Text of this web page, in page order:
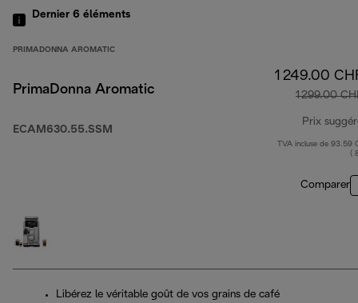
Dernier 6 éléments
PRIMADONNA AROMATIC
PrimaDonna Aromatic
ECAM630.55.SSM
1 249.00
1 299.00
Prix
TVA incluse de 93.59
(
Comparer
Libérez le véritable goût de vos grains de café